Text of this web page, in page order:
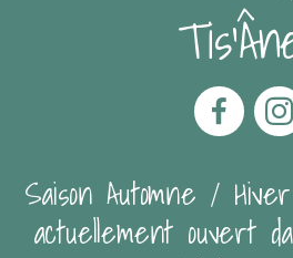
Saison Automne /
actuellement ouvert